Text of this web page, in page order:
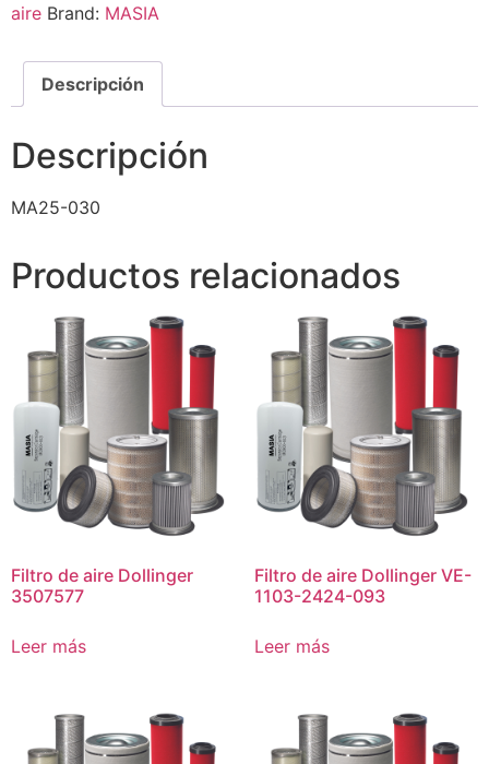
aire Brand: MASIA
Descripción
Descripción
MA25-030
Productos relacionados
Filtro de aire Dollinger
3507577
Leer más
Filtro de aire Dollinger VE-
1103-2424-093
Leer más